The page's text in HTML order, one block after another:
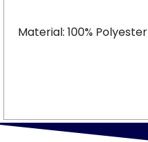
Material: 100% Polyester